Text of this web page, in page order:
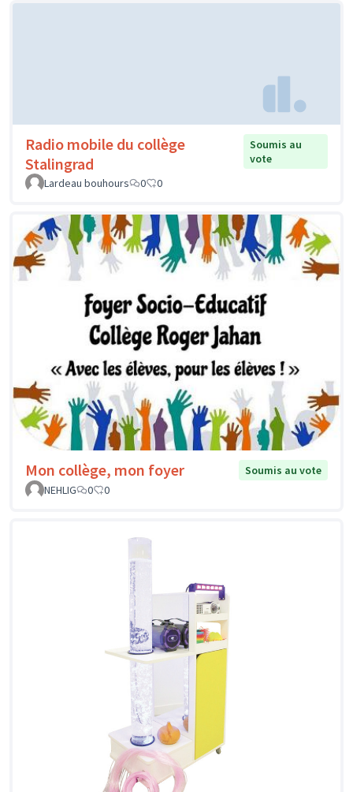
Radio mobile du collège
Stalingrad
Soumis au
vote
Lardeau bouhours
0 0
Mon collège, mon foyer
Soumis au vote
NEHLIG
0 0